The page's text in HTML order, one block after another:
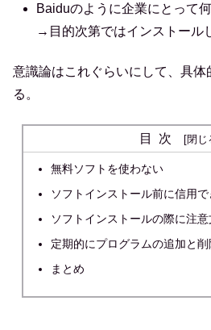
Baiduのように企業にとって
→目的次第ではインストール
意識論はこれぐらいにして、具体
る。
目次
無料ソフトを使わない
ソフトインストール前に信用
ソフトインストールの際に注
定期的にプログラムの追加と
まとめ